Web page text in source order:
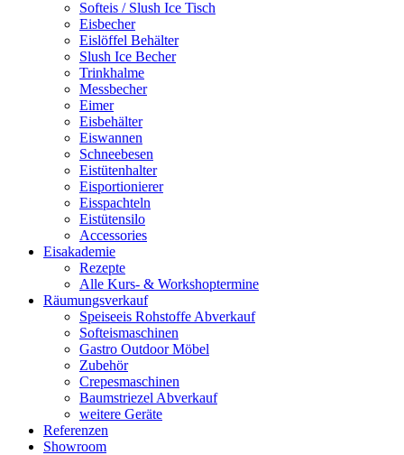
Softeis / Slush Ice Tisch
Eisbecher
Eislöffel Behälter
Slush Ice Becher
Trinkhalme
Messbecher
Eimer
Eisbehälter
Eiswannen
Schneebesen
Eistütenhalter
Eisportionierer
Eisspachteln
Eistütensilo
Accessories
Eisakademie
Rezepte
Alle Kurs- & Workshoptermine
Räumungsverkauf
Speiseeis Rohstoffe Abverkauf
Softeismaschinen
Gastro Outdoor Möbel
Zubehör
Crepesmaschinen
Baumstriezel Abverkauf
weitere Geräte
Referenzen
Showroom